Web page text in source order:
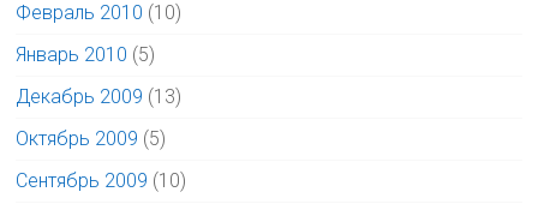
Февраль 2010 (10)
Январь 2010 (5)
Декабрь 2009 (13)
Октябрь 2009 (5)
Сентябрь 2009 (10)